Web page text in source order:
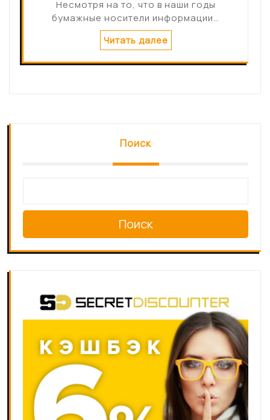
Несмотря на то, что в наши годы
бумажные носители информации…
Читать далее
Поиск
Поиск